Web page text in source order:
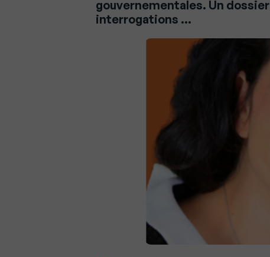
gouvernementales. Un
interrogations …